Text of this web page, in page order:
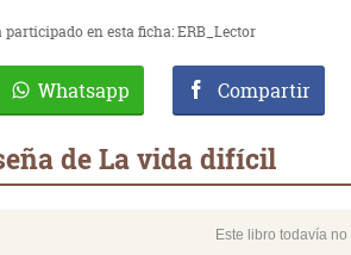
participado en esta ficha:ERB_Lector
Whatsapp Compartir
de La vida difícil
Este libro todavía